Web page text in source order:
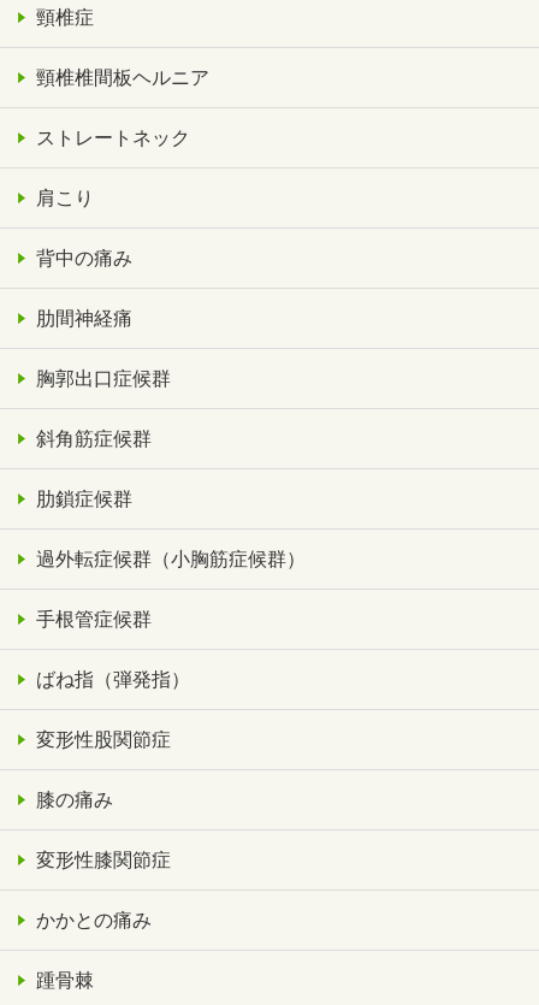
頸椎症
頸椎椎間板ヘルニア
ストレートネック
肩こり
背中の痛み
肋間神経痛
胸郭出口症候群
斜角筋症候群
肋鎖症候群
過外転症候群（小胸筋症候群）
手根管症候群
ばね指（弾発指）
変形性股関節症
膝の痛み
変形性膝関節症
かかとの痛み
踵骨棘